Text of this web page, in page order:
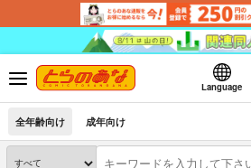
Language
全年齢向け 成年向け